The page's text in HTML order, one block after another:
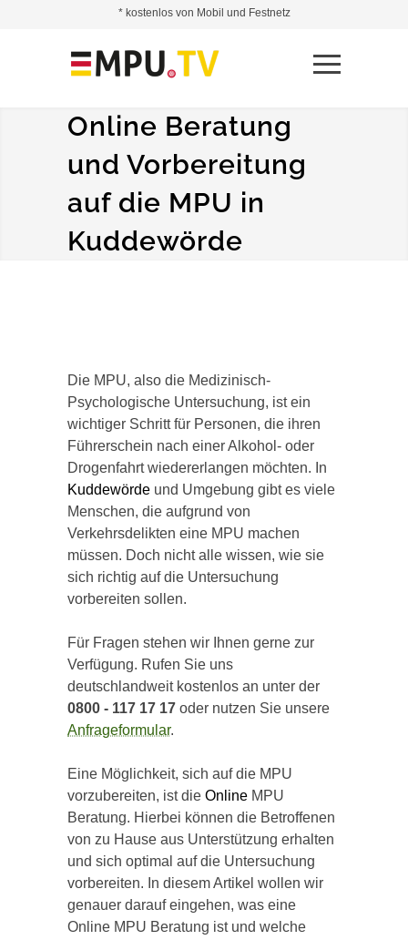
Online Beratung
und Vorbereitung
auf die MPU in
Kuddewörde
Die MPU, also die Medizinisch-
Psychologische Untersuchung, ist ein
wichtiger Schritt für Personen, die ihren
Führerschein nach einer Alkohol- oder
Drogenfahrt wiedererlangen möchten. In
Kuddewörde und Umgebung gibt es viele
Menschen, die aufgrund von
Verkehrsdelikten eine MPU machen
müssen. Doch nicht alle wissen, wie sie
sich richtig auf die Untersuchung
vorbereiten sollen.
Für Fragen stehen wir Ihnen gerne zur
Verfügung. Rufen Sie uns
deutschlandweit kostenlos an unter der
0800 - 117 17 17 oder nutzen Sie unsere
Anfrageformular.
Eine Möglichkeit, sich auf die MPU
vorzubereiten, ist die Online MPU
Beratung. Hierbei können die Betroffenen
von zu Hause aus Unterstützung erhalten
und sich optimal auf die Untersuchung
vorbereiten. In diesem Artikel wollen wir
genauer darauf eingehen, was eine
Online MPU Beratung ist und welche
* kostenlos von Mobil und Festnetz